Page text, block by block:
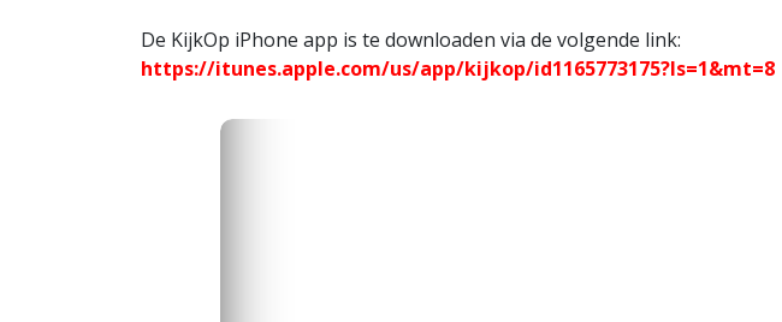
De KijkOp iPhone app is te downloaden via de volgende link:
https://itunes.apple.com/us/app/kijkop/id1165773175?ls=1&mt=8